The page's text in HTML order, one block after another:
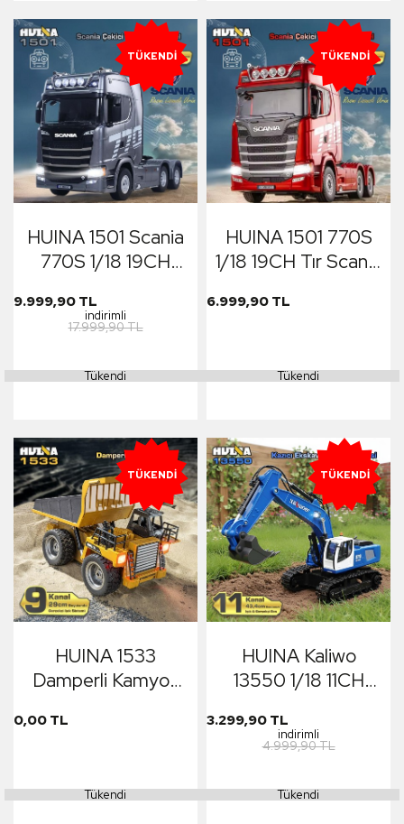
Kırmızı
TÜKENDI
HUINA 1501 Scania
770S 1/18 19CH
Profesyonel
Uzaktan Kumandalı
Aracı Hauler Truck
9.999,90 TL
indirimli
17.999,90 TL
Tükendi
TÜKENDI
HUINA 1501 770S
1/18 19CH Tır Scania
İş Makinesi Kırmızı
6.999,90 TL
Tükendi
TÜKENDI
HUINA 1533
Damperli Kamyon
İş Makinesi
0,00 TL
Tükendi
TÜKENDI
HUINA Kaliwo
13550 1/18 11CH
Makinesi İnşaat
Uzaktan Kumandalı
Kepçeli Mavi -
3.299,90 TL
indirimli
4.999,90 TL
Tükendi